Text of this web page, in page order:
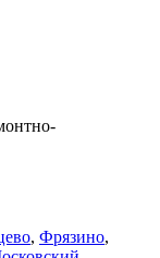
, Фрязино,